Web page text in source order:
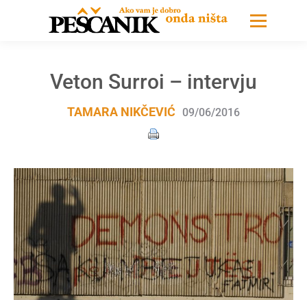
Veton Surroi – intervju
TAMARA NIKČEVIĆ 09/06/2016